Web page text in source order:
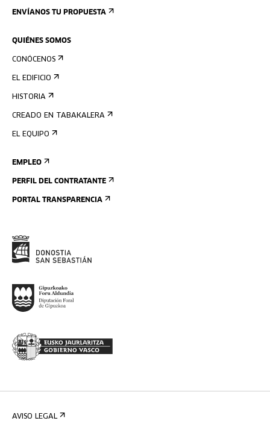
ENVÍANOS TU PROPUESTA
QUIÉNES SOMOS
CONÓCENOS
EL EDIFICIO
HISTORIA
CREADO EN TABAKALERA
EL EQUIPO
EMPLEO
PERFIL DEL CONTRATANTE
PORTAL TRANSPARENCIA
AVISO LEGAL